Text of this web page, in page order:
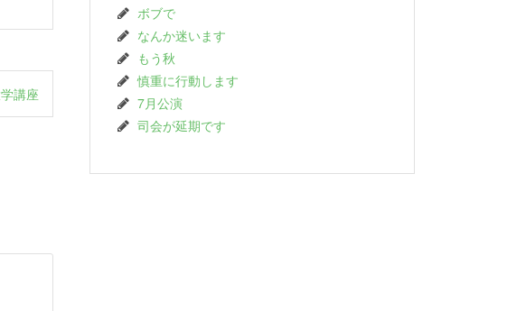
講座
ボブで
なんか迷います
もう秋
慎重に行動します
7月公演
司会が延期です